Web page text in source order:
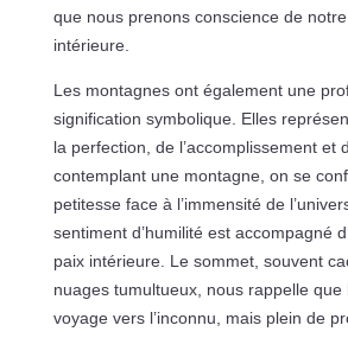
que nous prenons conscience de
intérieure.
Les montagnes ont également une
signification symbolique. Elles
la perfection, de l’accomplissement et
contemplant une montagne, on se
petitesse face à l’immensité de
sentiment d’humilité est accompagné
paix intérieure. Le sommet, souvent
nuages tumultueux, nous rappelle que
voyage vers l’inconnu, mais plein de